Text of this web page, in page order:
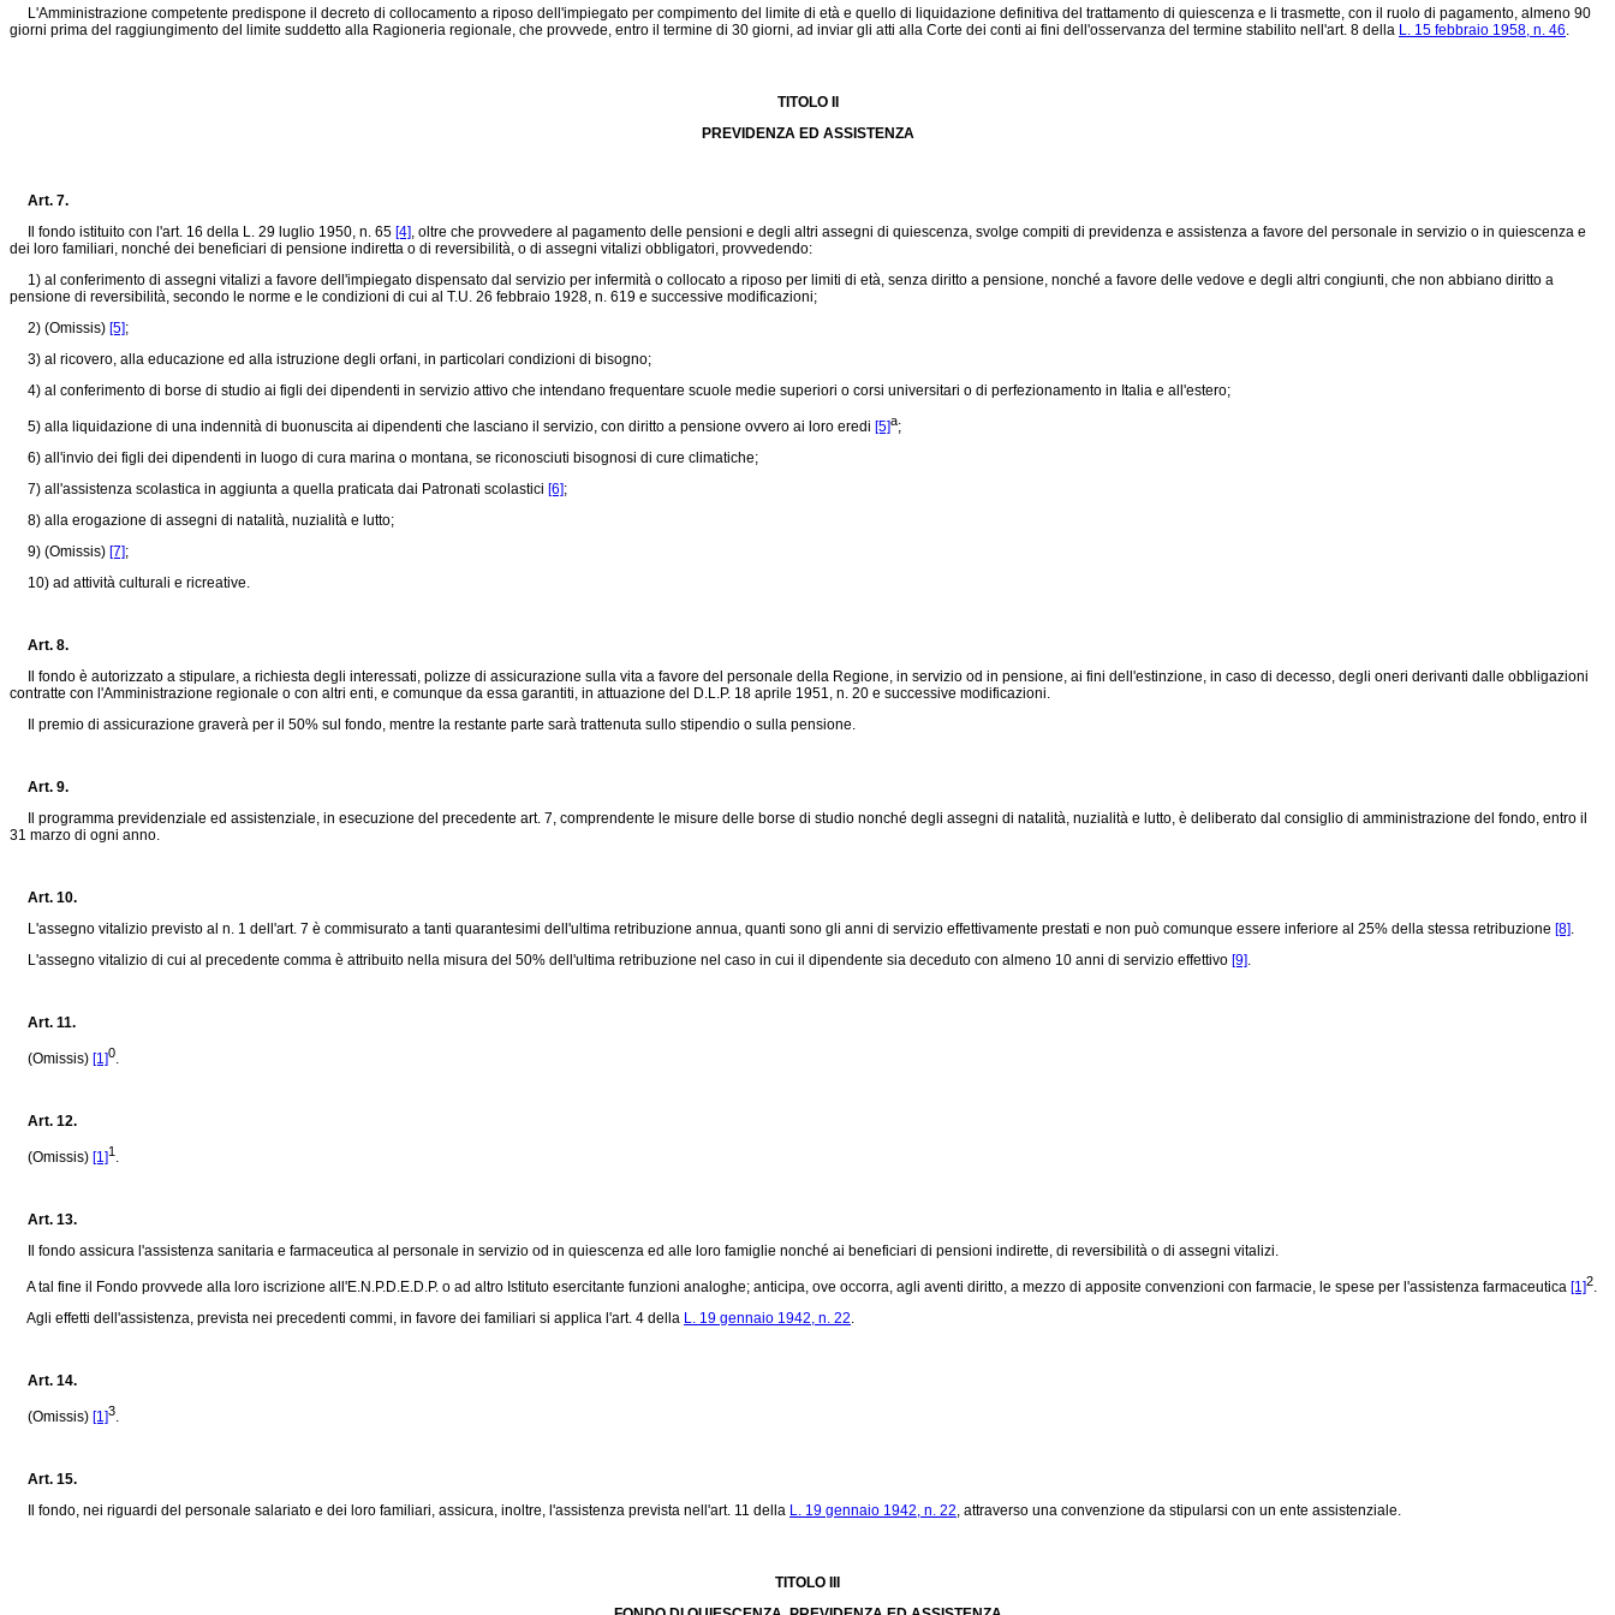
L'Amministrazione competente predispone il decreto di collocamento a riposo dell'impiegato per compimento del limite di età e quello di liquidazione definitiva del trattamento di quiescenza e li trasmette, con il ruolo di pagamento, almeno 90
giorni prima del raggiungimento del limite suddetto alla Ragioneria regionale, che provvede, entro il termine di 30 giorni, ad inviar gli atti alla Corte dei conti ai fini dell'osservanza del termine stabilito nell'art. 8 della L. 15 febbraio 1958, n. 46.
TITOLO II
PREVIDENZA ED ASSISTENZA
Art. 7.
Il fondo istituito con l'art. 16 della L. 29 luglio 1950, n. 65 [4], oltre che provvedere al pagamento delle pensioni e degli altri assegni di quiescenza, svolge compiti di previdenza e assistenza a favore del personale in servizio o in quiescenza e
dei loro familiari, nonché dei beneficiari di pensione indiretta o di reversibilità, o di assegni vitalizi obbligatori, provvedendo:
1) al conferimento di assegni vitalizi a favore dell'impiegato dispensato dal servizio per infermità o collocato a riposo per limiti di età, senza diritto a pensione, nonché a favore delle vedove e degli altri congiunti, che non abbiano diritto a
pensione di reversibilità, secondo le norme e le condizioni di cui al T.U. 26 febbraio 1928, n. 619 e successive modificazioni;
2) (Omissis) [5];
3) al ricovero, alla educazione ed alla istruzione degli orfani, in particolari condizioni di bisogno;
4) al conferimento di borse di studio ai figli dei dipendenti in servizio attivo che intendano frequentare scuole medie superiori o corsi universitari o di perfezionamento in Italia e all'estero;
5) alla liquidazione di una indennità di buonuscita ai dipendenti che lasciano il servizio, con diritto a pensione ovvero ai loro eredi [5]a;
6) all'invio dei figli dei dipendenti in luogo di cura marina o montana, se riconosciuti bisognosi di cure climatiche;
7) all'assistenza scolastica in aggiunta a quella praticata dai Patronati scolastici [6];
8) alla erogazione di assegni di natalità, nuzialità e lutto;
9) (Omissis) [7];
10) ad attività culturali e ricreative.
Art. 8.
Il fondo è autorizzato a stipulare, a richiesta degli interessati, polizze di assicurazione sulla vita a favore del personale della Regione, in servizio od in pensione, ai fini dell'estinzione, in caso di decesso, degli oneri derivanti dalle obbligazioni
contratte con l'Amministrazione regionale o con altri enti, e comunque da essa garantiti, in attuazione del D.L.P. 18 aprile 1951, n. 20 e successive modificazioni.
Il premio di assicurazione graverà per il 50% sul fondo, mentre la restante parte sarà trattenuta sullo stipendio o sulla pensione.
Art. 9.
Il programma previdenziale ed assistenziale, in esecuzione del precedente art. 7, comprendente le misure delle borse di studio nonché degli assegni di natalità, nuzialità e lutto, è deliberato dal consiglio di amministrazione del fondo, entro il
31 marzo di ogni anno.
Art. 10.
L'assegno vitalizio previsto al n. 1 dell'art. 7 è commisurato a tanti quarantesimi dell'ultima retribuzione annua, quanti sono gli anni di servizio effettivamente prestati e non può comunque essere inferiore al 25% della stessa retribuzione [8].
L'assegno vitalizio di cui al precedente comma è attribuito nella misura del 50% dell'ultima retribuzione nel caso in cui il dipendente sia deceduto con almeno 10 anni di servizio effettivo [9].
Art. 11.
(Omissis) [1]0.
Art. 12.
(Omissis) [1]1 .
Art. 13.
Il fondo assicura l'assistenza sanitaria e farmaceutica al personale in servizio od in quiescenza ed alle loro famiglie nonché ai beneficiari di pensioni indirette, di reversibilità o di assegni vitalizi.
A tal fine il Fondo provvede alla loro iscrizione all'E.N.P.D.E.D.P. o ad altro Istituto esercitante funzioni analoghe; anticipa, ove occorra, agli aventi diritto, a mezzo di apposite convenzioni con farmacie, le spese per l'assistenza farmaceutica [1]2.
Agli effetti dell'assistenza, prevista nei precedenti commi, in favore dei familiari si applica l'art. 4 della L. 19 gennaio 1942, n. 22.
Art. 14.
(Omissis) [1]3.
Art. 15.
Il fondo, nei riguardi del personale salariato e dei loro familiari, assicura, inoltre, l'assistenza prevista nell'art. 11 della L. 19 gennaio 1942, n. 22, attraverso una convenzione da stipularsi con un ente assistenziale.
TITOLO III